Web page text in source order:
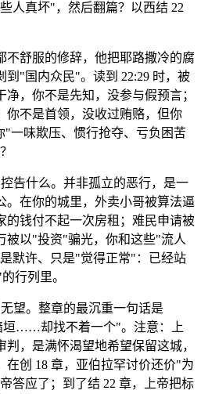
人真坏"，然后翻篇？以西结 22
不舒服的修辞，他把耶路撒冷的腐
到"国内众民"。读到 22:29 时，被
，你不是先知，没参与假预言；
你不是首领，没收过贿赂，但你
一味欺压、惯行抢夺、亏负困苦
告什么。并非孤立的恶行，是一
。在你的城里，外卖小哥被算法逼
的钱付不起一次房租；难民申请被
被以"投资"骗光，你和这些"流人
默许、只是"觉得正常"：已经站
行列里。
望。整章的最沉重一句话是
垣……却找不着一个"。注意：上
，是满怀渴望地希望保留这城，
在创 18 章，亚伯拉罕讨价还价"为
答应了；到了结 22 章，上帝把标